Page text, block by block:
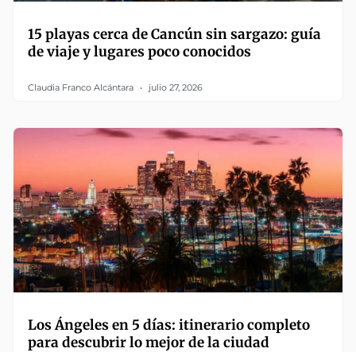
15 playas cerca de Cancún sin sargazo: guía
de viaje y lugares poco conocidos
Claudia Franco Alcántara julio 27, 2026
Los Ángeles en 5 días: itinerario completo
para descubrir lo mejor de la ciudad